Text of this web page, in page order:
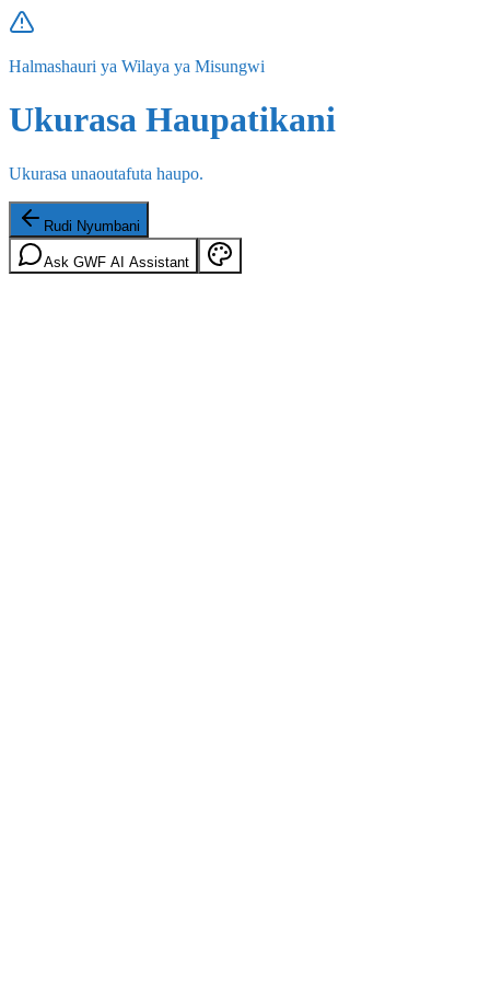
Halmashauri ya Wilaya ya Misungwi
Ukurasa Haupatikani
Ukurasa unaoutafuta haupo.
Rudi Nyumbani
Ask GWF AI Assistant